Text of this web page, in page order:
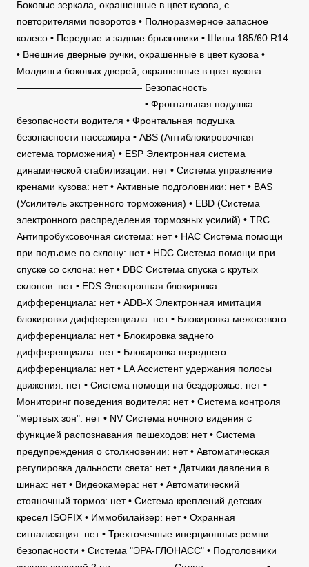
Боковые зеркала, окрашенные в цвет кузова, с
повторителями поворотов • Полноразмерное запасное
колесо • Передние и задние брызговики • Шины 185/60 R14
• Внешние дверные ручки, окрашенные в цвет кузова •
Молдинги боковых дверей, окрашенные в цвет кузова
————————————— Безопасность
————————————— • Фронтальная подушка
безопасности водителя • Фронтальная подушка
безопасности пассажира • ABS (Антиблокировочная
система торможения) • ESP Электронная система
динамической стабилизации: нет • Система управление
кренами кузова: нет • Активные подголовники: нет • BAS
(Усилитель экстренного торможения) • EBD (Система
электронного распределения тормозных усилий) • TRC
Антипробуксовочная система: нет • HAC Система помощи
при подъеме по склону: нет • HDC Система помощи при
спуске со склона: нет • DBC Система спуска с крутых
склонов: нет • EDS Электронная блокировка
дифференциала: нет • ADB-X Электронная имитация
блокировки дифференциала: нет • Блокировка межосевого
дифференциала: нет • Блокировка заднего
дифференциала: нет • Блокировка переднего
дифференциала: нет • LA Ассистент удержания полосы
движения: нет • Система помощи на бездорожье: нет •
Мониторинг поведения водителя: нет • Система контроля
"мертвых зон": нет • NV Система ночного видения с
функцией распознавания пешеходов: нет • Система
предупреждения о столкновении: нет • Автоматическая
регулировка дальности света: нет • Датчики давления в
шинах: нет • Видеокамера: нет • Автоматический
стояночный тормоз: нет • Система креплений детских
кресел ISOFIX • Иммобилайзер: нет • Охранная
сигнализация: нет • Трехточечные инерционные ремни
безопасности • Система "ЭРА-ГЛОНАСС" • Подголовники